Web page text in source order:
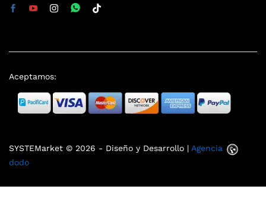
SYSTEMarket © 2026 - Diseño y Desarrollo | Agencia
dodo
Aceptamos: